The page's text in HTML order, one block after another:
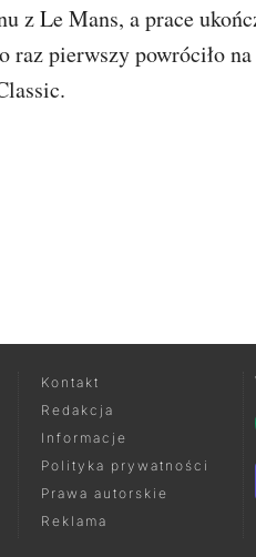
z Le Mans, a prace
raz pierwszy powróciło
Kontakt
Redakcja
Informacje
Polityka prywatności
Prawa autorskie
Reklama